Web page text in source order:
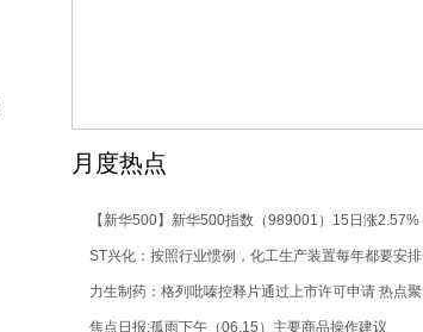
月度热点
【新华500】新华500指数（989001）15日涨2.57%
ST兴化：按照行业惯例，化工生产装置每年都要安排
计划检修 微头条
力生制药：格列吡嗪控释片通过上市许可申请 热点聚
焦
焦点日报:孤雨下午（06.15）主要商品操作建议